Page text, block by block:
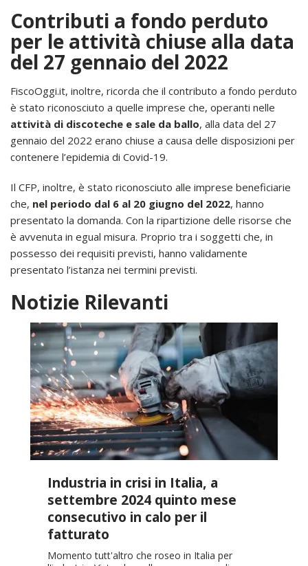
Contributi a fondo perduto
per le attività chiuse alla data
del 27 gennaio del 2022
FiscoOggi.it, inoltre, ricorda che il contributo a fondo perduto
è stato riconosciuto a quelle imprese che, operanti nelle
attività di discoteche e sale da ballo, alla data del 27
gennaio del 2022 erano chiuse a causa delle disposizioni per
contenere l’epidemia di Covid-19.
Il CFP, inoltre, è stato riconosciuto alle imprese beneficiarie
che, nel periodo dal 6 al 20 giugno del 2022, hanno
presentato la domanda. Con la ripartizione delle risorse che
è avvenuta in egual misura. Proprio tra i soggetti che, in
possesso dei requisiti previsti, hanno validamente
presentato l’istanza nei termini previsti.
Notizie Rilevanti
Industria in crisi in Italia, a
settembre 2024 quinto mese
consecutivo in calo per il
fatturato
Momento tutt'altro che roseo in Italia per